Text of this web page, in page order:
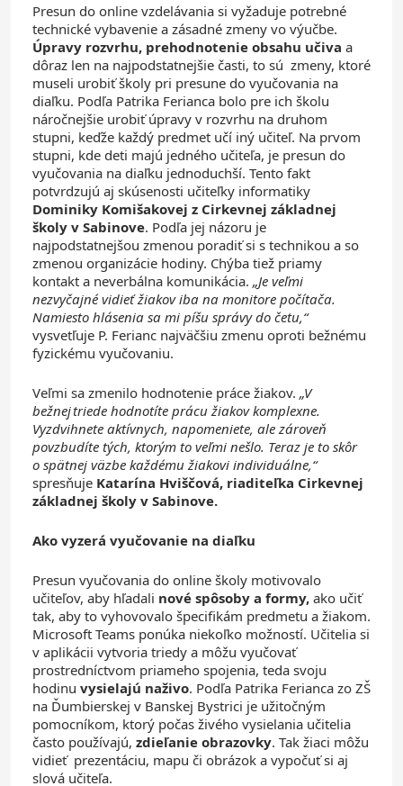
Presun do online vzdelávania si vyžaduje potrebné
technické vybavenie a zásadné zmeny vo výučbe.
Úpravy rozvrhu, prehodnotenie obsahu učiva a
dôraz len na najpodstatnejšie časti, to sú zmeny, ktoré
museli urobiť školy pri presune do vyučovania na
diaľku. Podľa Patrika Ferianca bolo pre ich školu
náročnejšie urobiť úpravy v rozvrhu na druhom
stupni, keďže každý predmet učí iný učiteľ. Na prvom
stupni, kde deti majú jedného učiteľa, je presun do
vyučovania na diaľku jednoduchší. Tento fakt
potvrdzujú aj skúsenosti učiteľky informatiky
Dominiky Komišakovej z Cirkevnej základnej
školy v Sabinove. Podľa jej názoru je
najpodstatnejšou zmenou poradiť si s technikou a so
zmenou organizácie hodiny. Chýba tiež priamy
kontakt a neverbálna komunikácia. „Je veľmi
nezvyčajné vidieť žiakov iba na monitore počítača.
Namiesto hlásenia sa mi píšu správy do četu,“
vysvetľuje P. Ferianc najväčšiu zmenu oproti bežnému
fyzickému vyučovaniu.
Veľmi sa zmenilo hodnotenie práce žiakov. „V
bežnejtriede hodnotíte prácu žiakov komplexne.
Vyzdvihnete aktívnych, napomeniete, ale zároveň
povzbudíte tých, ktorým to veľmi nešlo. Teraz je to skôr
o spätnej väzbe každému žiakovi individuálne,“
spresňuje Katarína Hviščová, riaditeľka Cirkevnej
základnej školy v Sabinove.
Ako vyzerá vyučovanie na diaľku
Presun vyučovania do online školy motivovalo
učiteľov, aby hľadali nové spôsoby a formy, ako učiť
tak, aby to vyhovovalo špecifikám predmetu a žiakom.
Microsoft Teams ponúka niekoľko možností. Učitelia si
v aplikácii vytvoria triedy a môžu vyučovať
prostredníctvom priameho spojenia, teda svoju
hodinu vysielajú naživo. Podľa Patrika Ferianca zo ZŠ
na Ďumbierskej v Banskej Bystrici je užitočným
pomocníkom, ktorý počas živého vysielania učitelia
často používajú, zdieľanie obrazovky. Tak žiaci môžu
vidieť prezentáciu, mapu či obrázok a vypočuť si aj
slová učiteľa.